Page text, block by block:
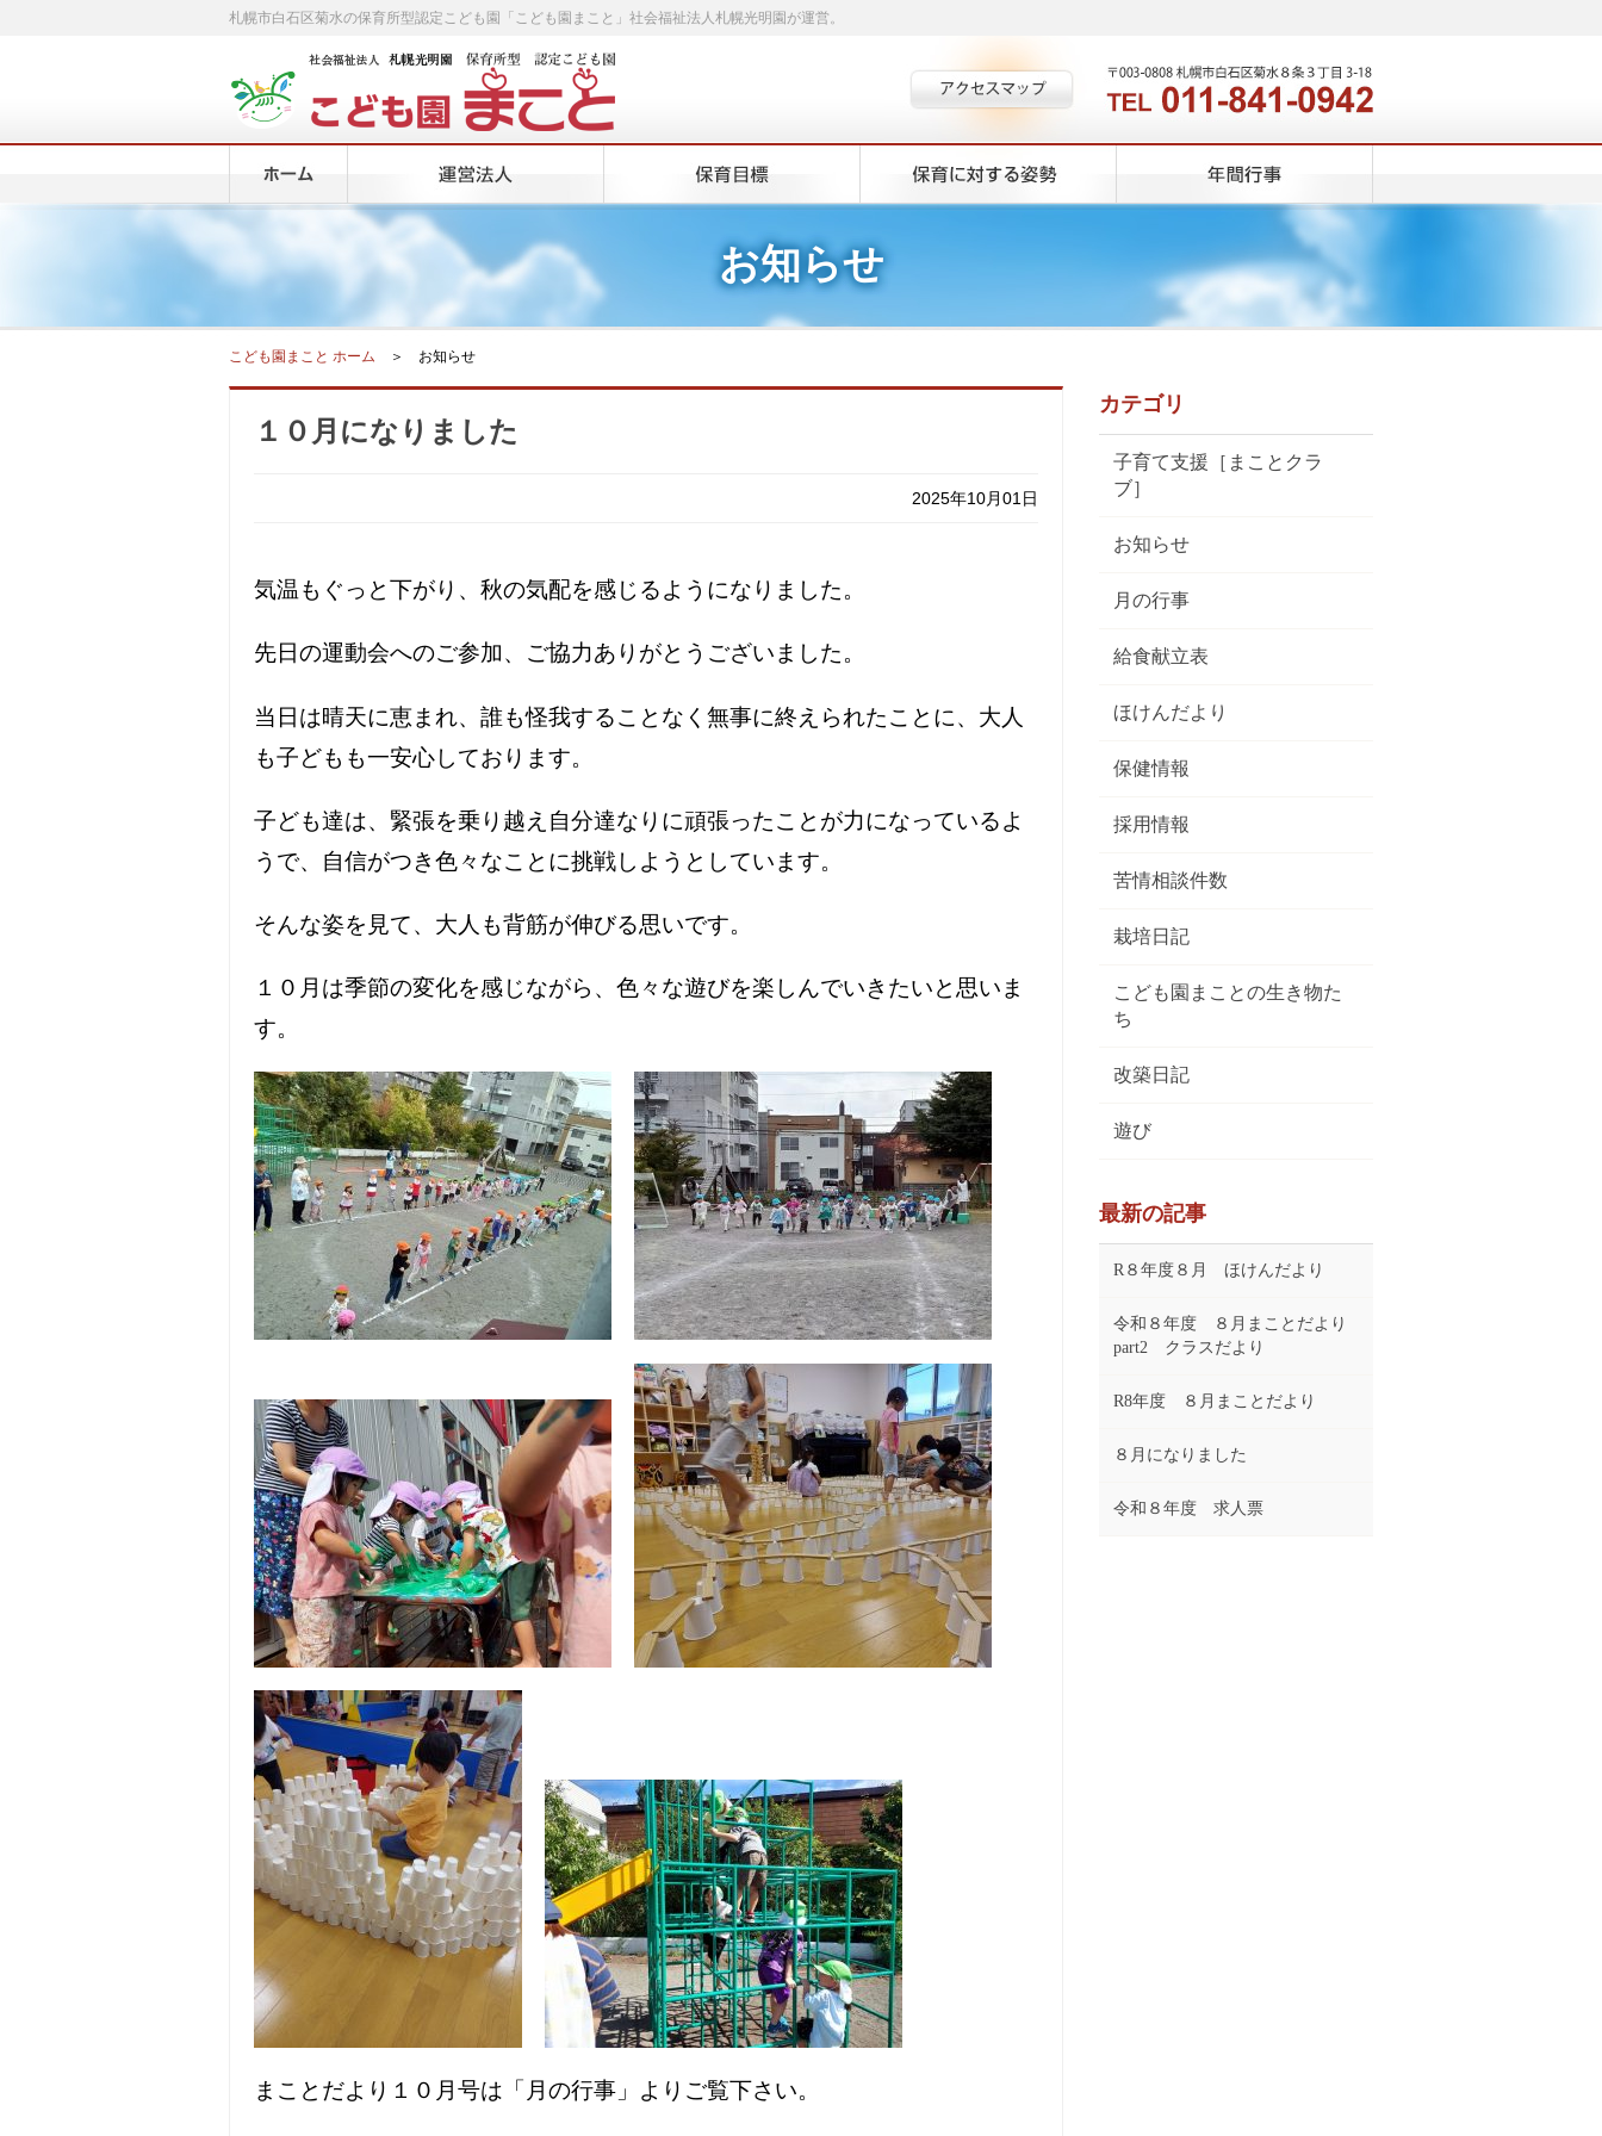
札幌市白石区菊水の保育所型認定こども園「こども園まこと」社会福祉法人札幌光明園が運営。
お知らせ
こども園まこと ホーム ＞ お知らせ
１０月になりました
2025年10月01日
気温もぐっと下がり、秋の気配を感じるようになりました。
先日の運動会へのご参加、ご協力ありがとうございました。
当日は晴天に恵まれ、誰も怪我することなく無事に終えられたことに、大人
も子どもも一安心しております。
子ども達は、緊張を乗り越え自分達なりに頑張ったことが力になっているよ
うで、自信がつき色々なことに挑戦しようとしています。
そんな姿を見て、大人も背筋が伸びる思いです。
１０月は季節の変化を感じながら、色々な遊びを楽しんでいきたいと思いま
す。
まことだより１０月号は「月の行事」よりご覧下さい。
カテゴリ
子育て支援［まことクラ
ブ］
お知らせ
月の行事
給食献立表
ほけんだより
保健情報
採用情報
苦情相談件数
栽培日記
こども園まことの生き物た
ち
改築日記
遊び
最新の記事
R８年度８月 ほけんだより
令和８年度 ８月まことだより
part2 クラスだより
R8年度 ８月まことだより
８月になりました
令和８年度 求人票